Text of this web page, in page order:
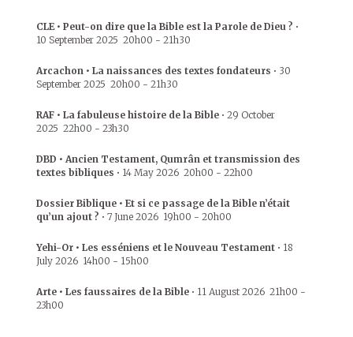
CLE • Peut-on dire que la Bible est la Parole de Dieu ? •
10 September 2025 20h00 - 21h30
Arcachon • La naissances des textes fondateurs • 30
September 2025 20h00 - 21h30
RAF • La fabuleuse histoire de la Bible • 29 October
2025 22h00 - 23h30
DBD • Ancien Testament, Qumrân et transmission des
textes bibliques • 14 May 2026 20h00 - 22h00
Dossier Biblique • Et si ce passage de la Bible n’était
qu’un ajout ? • 7 June 2026 19h00 - 20h00
Yehi-Or • Les esséniens et le Nouveau Testament • 18
July 2026 14h00 - 15h00
Arte • Les faussaires de la Bible • 11 August 2026 21h00 -
23h00